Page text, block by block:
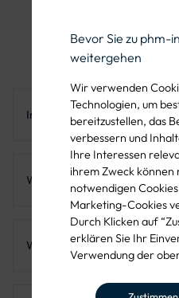
Bevor Sie zu phm-
weitergehen
Wir verwenden
Technologien, um
bereitzustellen, das
verbessern und
Ihre Interessen
ihrem Zweck können
notwendigen
Marketing-Cookies
Durch Klicken auf
erklären Sie Ihr
Verwendung der
Häufig
In welchen Größen ist das
In Ø 600 und Ø 750 mm. Da
Autobahnabschnitten steht,
nach VwV-StVO. Beide
lieferbar.
Warum wird Tempo 110
Häufig dauerhaft aus Lärm-
Ballungsräumen oder an
nicht nur vorübergehend an
beendet einen solchen
Was gilt nach dem 278-110?
Für Pkw besteht auf der